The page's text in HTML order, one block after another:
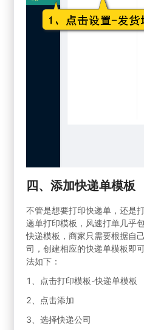
四、添加快递单模板
不管是想要打印快递单，还是
递单打印模板，风速打单几乎
快递模板，商家只需要根据自
司，创建相应的快递单模板即
法如下：
1、点击打印模板-快递单模板
2、点击添加
3、选择快递公司